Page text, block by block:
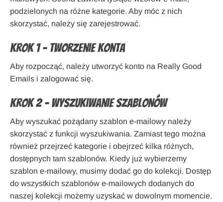
podzielonych na różne kategorie. Aby móc z nich
skorzystać, należy się zarejestrować.
Krok 1 – Tworzenie konta
Aby rozpocząć, należy utworzyć konto na Really Good
Emails i zalogować się.
Krok 2 – Wyszukiwanie szablonów
Aby wyszukać pożądany szablon e-mailowy należy
skorzystać z funkcji wyszukiwania. Zamiast tego można
również przejrzeć kategorie i obejrzeć kilka różnych,
dostępnych tam szablonów. Kiedy już wybierzemy
szablon e-mailowy, musimy dodać go do kolekcji. Dostęp
do wszystkich szablonów e-mailowych dodanych do
naszej kolekcji możemy uzyskać w dowolnym momencie.